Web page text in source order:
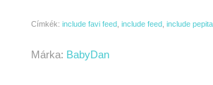
Címkék: include favi feed include feed include
Márka: BabyDan